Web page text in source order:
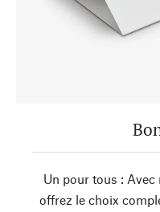
Un pour tous : Avec
offrez le choix